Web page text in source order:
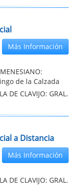
Más Información
de la Calzada
DE CLAVIJO: GRAL.
a Distancia
Más Información
DE CLAVIJO: GRAL.